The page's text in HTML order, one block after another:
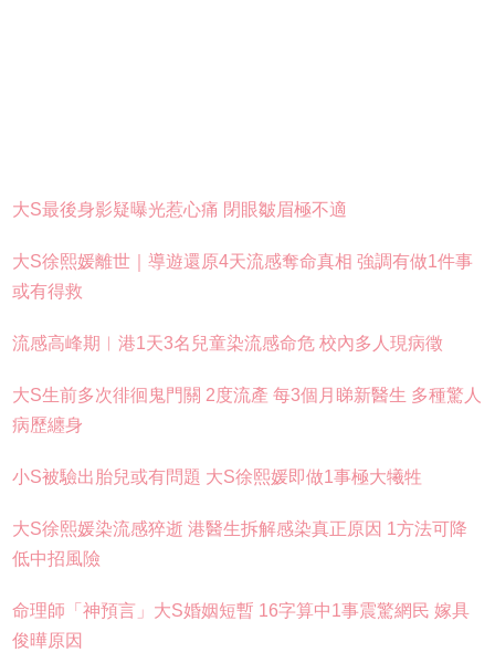
大S最後身影疑曝光惹心痛 閉眼皺眉極不適
大S徐熙媛離世｜導遊還原4天流感奪命真相 強調有做1件事
或有得救
流感高峰期︱港1天3名兒童染流感命危 校內多人現病徵
大S生前多次徘徊鬼門關 2度流產 每3個月睇新醫生 多種驚人
病歷纏身
小S被驗出胎兒或有問題 大S徐熙媛即做1事極大犧牲
大S徐熙媛染流感猝逝 港醫生拆解感染真正原因 1方法可降
低中招風險
命理師「神預言」大S婚姻短暫 16字算中1事震驚網民 嫁具
俊曄原因